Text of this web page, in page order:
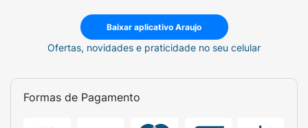
Baixar aplicativo Araujo
Ofertas, novidades e praticidade no seu celular
Formas de Pagamento